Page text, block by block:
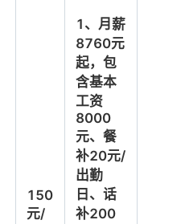
150
元/
1、月薪
8760元
起， 包
含基本
工资
8000
元、餐
补20元/
出勤
日、话
补200